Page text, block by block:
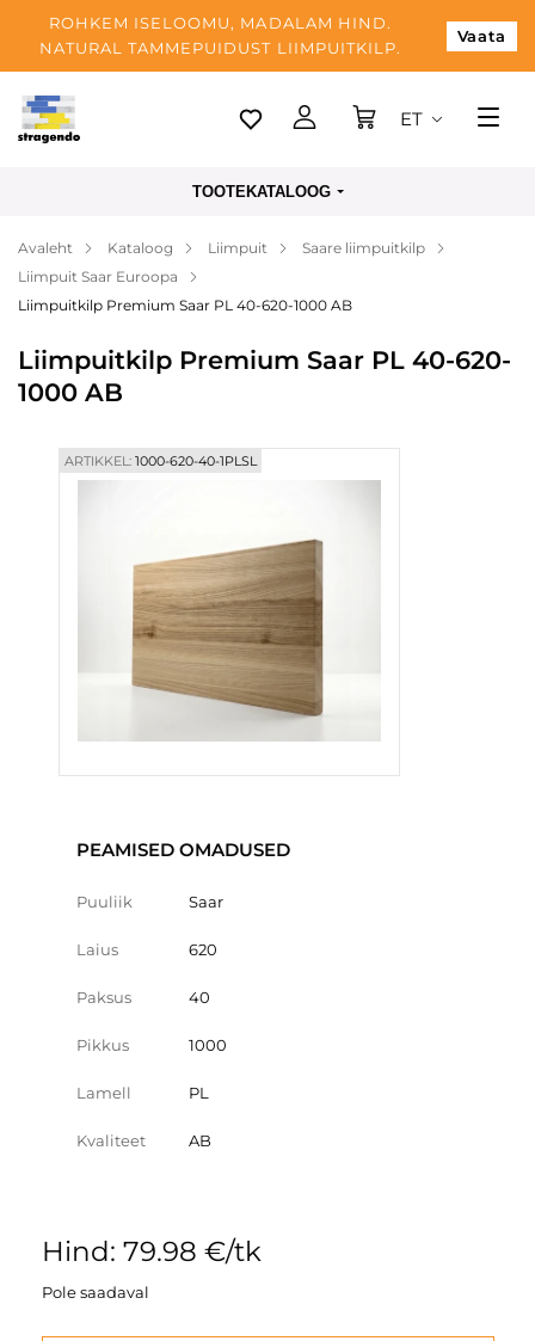
ROHKEM ISELOOMU, MADALAM HIND.
NATURAL TAMMEPUIDUST LIIMPUITKILP.
Vaata
Tallinn
Makse
Meist
Kontaktid
ET
TOOTEKATALOOG
Avaleht Kataloog Liimpuit
Saare liimpuitkilp
Liimpuit Saar Euroopa
Liimpuitkilp Premium Saar PL 40-620-1000 AB
Liimpuitkilp Premium Saar PL 40-620-
1000 AB
ARTIKKEL:1000-620-40-1PLSL
PEAMISED OMADUSED
Puuliik Saar
Laius 620
Paksus 40
Pikkus 1000
Lamell PL
Kvaliteet AB
Hind: 79.98 €/tk
Pole saadaval